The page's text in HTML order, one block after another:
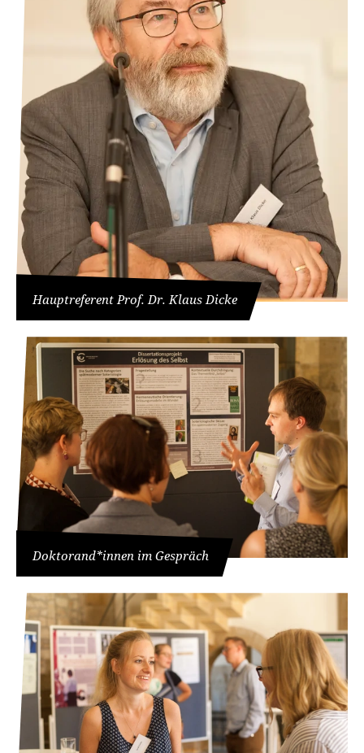
Hauptreferent Prof. Dr. Klaus Dicke
Doktorand*innen im Gespräch